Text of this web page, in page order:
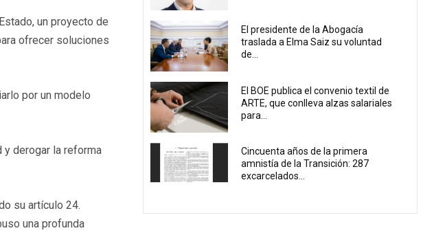
un proyecto de
ofrecer soluciones
por un modelo
y derogar la reforma
su artículo 24.
una profunda
El presidente de la Abogacía
traslada a Elma Saiz su voluntad
de...
El BOE publica el convenio textil de
ARTE, que conlleva alzas salariales
para...
Cincuenta años de la primera
amnistía de la Transición: 287
excarcelados...